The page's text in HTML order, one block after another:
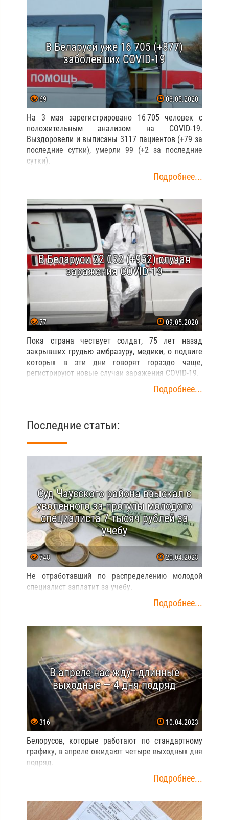
В Беларуси уже 16 705 (+877)
заболевших COVID-19
69 03.05.2020
На 3 мая зарегистрировано 16 705 человек с
положительным анализом на COVID-19.
Выздоровели и выписаны 3117 пациентов (+79 за
последние сутки), умерли 99 (+2 за последние
сутки).
Подробнее...
В Беларуси 22 052 (+952) случая
заражения COVID-19
77 09.05.2020
Пока страна чествует солдат, 75 лет назад
закрывших грудью амбразуру, медики, о подвиге
которых в эти дни говорят гораздо чаще,
регистрируют новые случаи заражения COVID-19.
Подробнее...
Последние статьи:
Суд Чаусского района взыскал с
уволенного за прогулы молодого
специалиста 7 тысяч рублей за
учебу
748 20.04.2023
Не отработавший по распределению молодой
специалист заплатит за учебу.
Подробнее...
В апреле нас ждут длинные
выходные — 4 дня подряд
316 10.04.2023
Белорусов, которые работают по стандартному
графику, в апреле ожидают четыре выходных дня
подряд.
Подробнее...